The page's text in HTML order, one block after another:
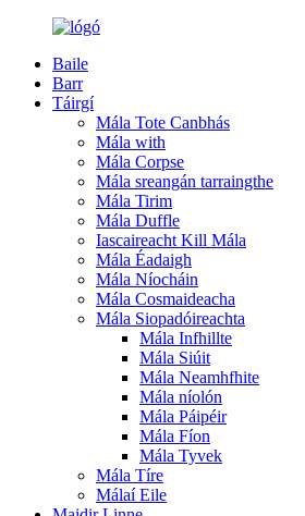
Baile
Barr
Táirgí
Mála Tote Canbhás
Mála with
Mála Corpse
Mála sreangán tarraingthe
Mála Tirim
Mála Duffle
Iascaireacht Kill Mála
Mála Éadaigh
Mála Níocháin
Mála Cosmaideacha
Mála Siopadóireachta
Mála Infhillte
Mála Siúit
Mála Neamhfhite
Mála níolón
Mála Páipéir
Mála Fíon
Mála Tyvek
Mála Tíre
Málaí Eile